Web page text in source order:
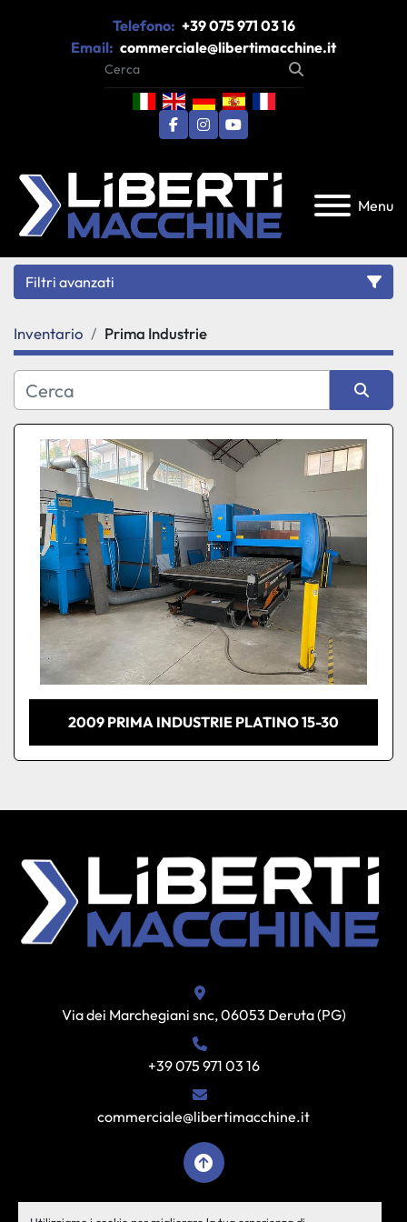
Telefono: +39 075 971 03 16
Email: commerciale@libertimacchine.it
facebook
instagram
youtube
Menu
Filtri avanzati
Categoria
Produttore
Modello
Condizione
Inventario Prima Industrie
Ordina per
2009 PRIMA INDUSTRIE PLATINO 15-30
Via dei Marchegiani snc, 06053 Deruta (PG)
+39 075 971 03 16
commerciale@libertimacchine.it
facebook
instagram
youtube